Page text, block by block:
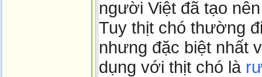
người Việt đã tạo
Tuy thịt chó thường
nhưng đặc biệt nhất
dụng với thịt chó là